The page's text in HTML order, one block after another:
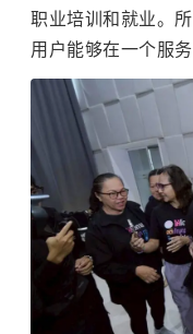
职业培训和就业。
用户能够在一个服